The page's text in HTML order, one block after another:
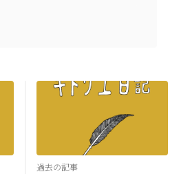
過去の記事